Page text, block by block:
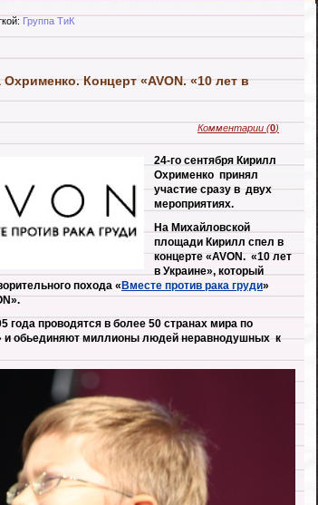
Группа ТиК
Концерт «AVON. «10 лет в
Комментарии (0)
24-го сентября Кирилл
Охрименко принял
участие сразу в двух
мероприятиях.
На Михайловской
площади Кирилл спел в
концерте «AVON. «10 лет
в Украине», который
похода « Вместе против рака груди»
года проводятся в более 50 странах мира по
и обьединяют миллионы людей неравнодушных к